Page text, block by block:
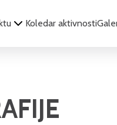
Koledar aktivnosti